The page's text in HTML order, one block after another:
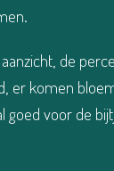
de
er komen
goed voor de